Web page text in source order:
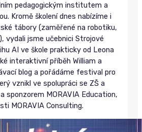
pedagogickým institutem a
Kromě školení dnes nabízíme i
tábory (zaměřené na robotiku,
vydali jsme učebnici Strojové
AI ve škole prakticky od Leona
interaktivní příběh William a
blog a pořádáme festival pro
vznikl ve spolupráci se ZŠ a
sponzorem MORAVIA Education,
MORAVIA Consulting.